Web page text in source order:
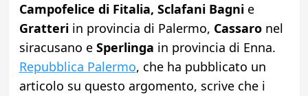
Campofelice di Fitalia, Sclafani Bagni e
Gratteriin provincia di Palermo, Cassaro nel
siracusano e Sperlinga in provincia di Enna.
Repubblica Palermo, che ha pubblicato un
articolo su questo argomento, scrive che i